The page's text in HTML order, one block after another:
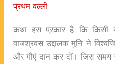
प्रथम वल्ली
कथा इस प्रकार है कि किसी
वाजश्रवस उद्दालक मुनि ने
और गौएं दान कर दीं। जिस समय